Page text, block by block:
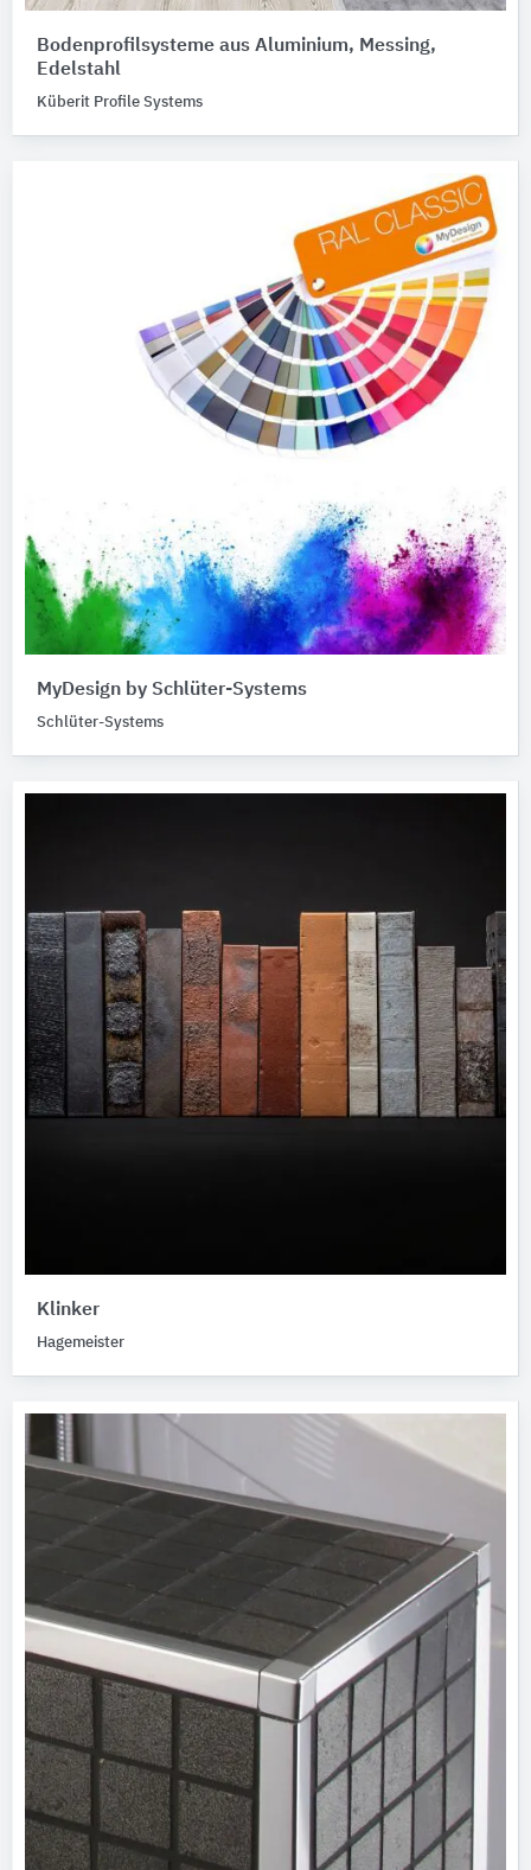
Bodenprofilsysteme aus Aluminium, Messing,
Edelstahl
Küberit Profile Systems
MyDesign by Schlüter-Systems
Schlüter-Systems
Klinker
Hagemeister